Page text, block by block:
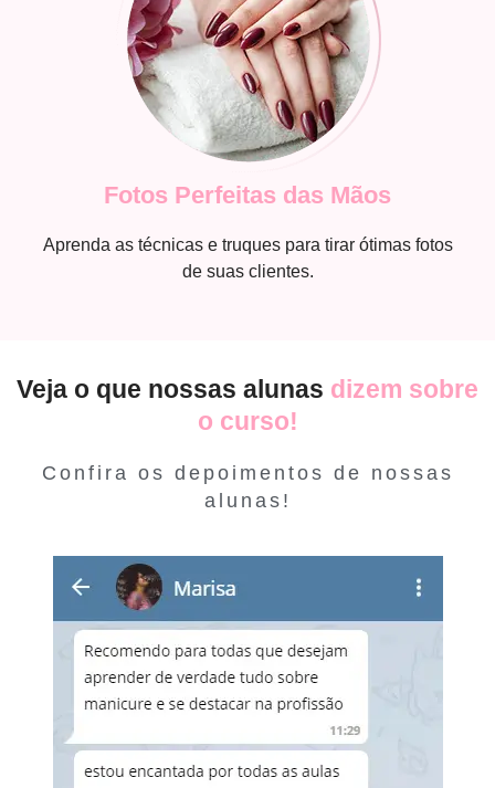
Fotos Perfeitas das Mãos
Aprenda as técnicas e truques para tirar ótimas fotos
de suas clientes.
Veja o que nossas alunas dizem sobre
o curso!
Confira os depoimentos de nossas
alunas!